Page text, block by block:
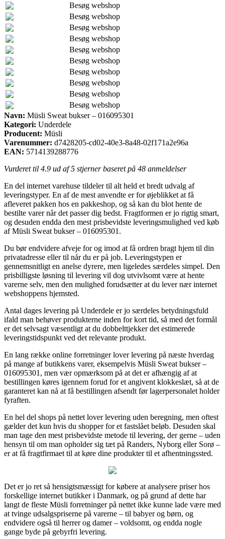
Besøg webshop
Besøg webshop
Besøg webshop
Besøg webshop
Besøg webshop
Besøg webshop
Besøg webshop
Besøg webshop
Besøg webshop
Besøg webshop
Navn: Müsli Sweat bukser – 016095301
Kategori: Underdele
Producent: Müsli
Varenummer: d7428205-cd02-40e3-8a48-02f171a2e96a
EAN: 5714139288776
Vurderet til 4.9 ud af 5 stjerner baseret på 48 anmeldelser
En del internet varehuse tildeler til alt held et bredt udvalg af
leveringstyper. En af de mest anvendte er for øjeblikket at få
afleveret pakken hos en pakkeshop, og så kan du blot hente de
bestilte varer når det passer dig bedst. Fragtformen er jo rigtig smart,
og desuden endda den mest prisbevidste leveringsmulighed ved køb
af Müsli Sweat bukser – 016095301.
Du bør endvidere afveje for og imod at få ordren bragt hjem til din
privatadresse eller til når du er på job. Leveringstypen er
gennemsnitligt en anelse dyrere, men ligeledes særdeles simpel. Den
prisbilligste løsning til levering vil dog utvivlsomt være at hente
varerne selv, men den mulighed forudsætter at du lever nær internet
webshoppens hjemsted.
Antal dages levering på Underdele er jo særdeles betydningsfuld
ifald man behøver produkterne inden for kort tid, så med det formål
er det selvsagt væsentligt at du dobbelttjekker det estimerede
leveringstidspunkt ved det relevante produkt.
En lang række online forretninger lover levering på næste hverdag
på mange af butikkens varer, eksempelvis Müsli Sweat bukser –
016095301, men vær opmærksom på at det er afhængig af at
bestillingen køres igennem forud for et angivent klokkeslæt, så at de
garanteret kan nå at få bestillingen afsendt før lagerpersonalet holder
fyraften.
En hel del shops på nettet lover levering uden beregning, men oftest
gælder det kun hvis du shopper for et fastslået beløb. Desuden skal
man tage den mest prisbevidste metode til levering, der gerne – uden
hensyn til om man opholder sig tæt på Randers, Nyborg eller Sorø –
er at få fragtfirmaet til at køre dine produkter til et afhentningssted.
Det er jo ret så hensigtsmæssigt for købere at analysere priser hos
forskellige internet butikker i Danmark, og på grund af dette har
langt de fleste Müsli forretninger på nettet ikke kunne lade være med
at tvinge udsalgspriserne på varerne – til babyer og børn, og
endvidere også til herrer og damer – voldsomt, og endda nogle
gange byde på gebyrfri levering.